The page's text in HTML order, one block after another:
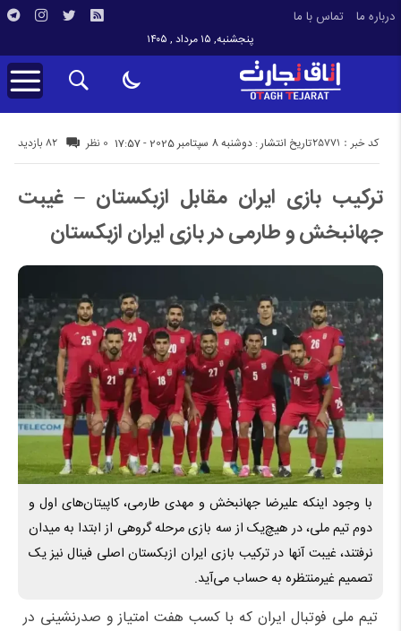
درباره ما تماس با ما
پنجشنبه, ۱۵ مرداد , ۱۴۰۵
تاریخ انتشار : دوشنبه 8 سپتامبر 2025 - 17:57 82 بازدید کد خبر : 25771 0 نظر
ترکیب بازی ایران مقابل ازبکستان – غیبت
جهانبخش و طارمی در بازی ایران ازبکستان
با وجود اینکه علیرضا جهانبخش و مهدی طارمی، کاپیتان‌های اول و
دوم تیم ملی، در هیچ‌یک از سه بازی مرحله گروهی از ابتدا به میدان
نرفتند، غیبت آنها در ترکیب بازی ایران ازبکستان اصلی فینال نیز یک
تصمیم غیرمنتظره به حساب می‌آید.
تیم ملی فوتبال ایران که با کسب هفت امتیاز و صدرنشینی در